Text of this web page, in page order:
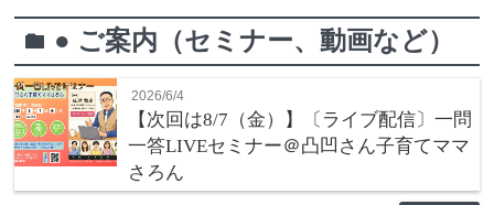
folder ● ご案内（セミナー、動画など）
2026/6/4
【次回は8/7（金）】〔ライブ配信〕一問
一答LIVEセミナー＠凸凹さん子育てママ
さろん